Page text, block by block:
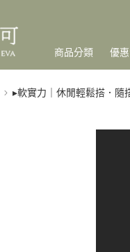
商品分類 優
▸軟實力｜休閒輕鬆搭．隨